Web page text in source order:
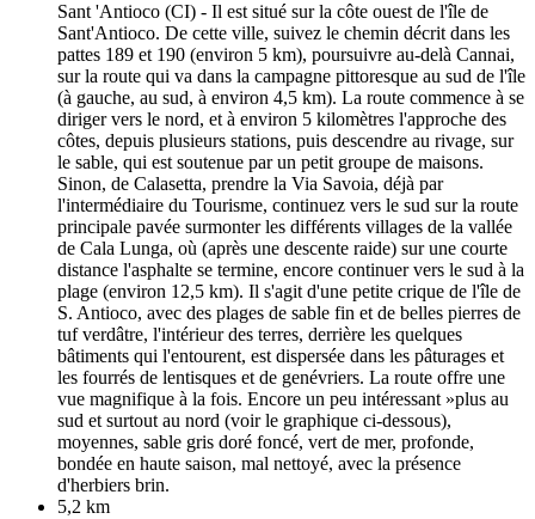
Sant 'Antioco (CI) - Il est situé sur la côte ouest de l'île de
Sant'Antioco. De cette ville, suivez le chemin décrit dans les
pattes 189 et 190 (environ 5 km), poursuivre au-delà Cannai,
sur la route qui va dans la campagne pittoresque au sud de l'île
(à gauche, au sud, à environ 4,5 km). La route commence à se
diriger vers le nord, et à environ 5 kilomètres l'approche des
côtes, depuis plusieurs stations, puis descendre au rivage, sur
le sable, qui est soutenue par un petit groupe de maisons.
Sinon, de Calasetta, prendre la Via Savoia, déjà par
l'intermédiaire du Tourisme, continuez vers le sud sur la route
principale pavée surmonter les différents villages de la vallée
de Cala Lunga, où (après une descente raide) sur une courte
distance l'asphalte se termine, encore continuer vers le sud à la
plage (environ 12,5 km). Il s'agit d'une petite crique de l'île de
S. Antioco, avec des plages de sable fin et de belles pierres de
tuf verdâtre, l'intérieur des terres, derrière les quelques
bâtiments qui l'entourent, est dispersée dans les pâturages et
les fourrés de lentisques et de genévriers. La route offre une
vue magnifique à la fois. Encore un peu intéressant »plus au
sud et surtout au nord (voir le graphique ci-dessous),
moyennes, sable gris doré foncé, vert de mer, profonde,
bondée en haute saison, mal nettoyé, avec la présence
d'herbiers brin.
5,2 km